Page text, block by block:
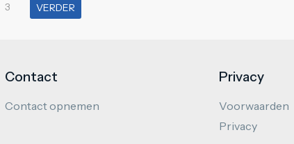
3 VERDER
Contact
Contact opnemen
Privacy
Voorwaarden
Privacy